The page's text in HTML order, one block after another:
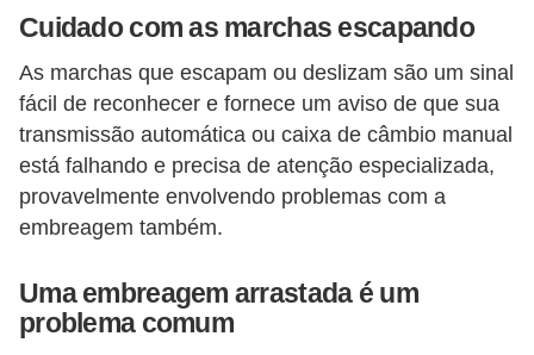
Cuidado com as marchas escapando
As marchas que escapam ou deslizam são um sinal
fácil de reconhecer e fornece um aviso de que sua
transmissão automática ou caixa de câmbio manual
está falhando e precisa de atenção especializada,
provavelmente envolvendo problemas com a
embreagem também.
Uma embreagem arrastada é um
problema comum
g
r
a
u
t
T